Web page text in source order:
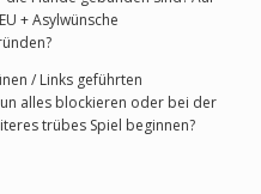
+ Asylwünsche
/ Links geführten
alles blockieren oder bei der
trübes Spiel beginnen?